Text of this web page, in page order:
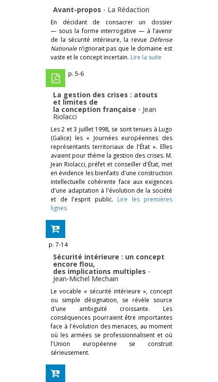
Avant-propos - La Rédaction
En décidant de consacrer un dossier
— sous la forme interrogative — à l’avenir
de la sécurité intérieure, la revue Défense
Nationalen’ignorait pas que le domaine est
vaste et le concept incertain. Lire la suite
p. 5-6
La gestion des crises : atouts
et limites de
la conception française - Jean
Riolacci
Les 2 et 3 juillet 1998, se sont tenues à Lugo
(Galice) les « Journées européennes des
représentants territoriaux de l'État ». Elles
avaient pour thème la gestion des crises. M.
Jean Riolacci, préfet et conseiller d'État, met
en évidence les bienfaits d'une construction
intellectuelle cohérente face aux exigences
d'une adaptation à l'évolution de la société
et de l'esprit public. Lire les premières
lignes
p. 7-14
Sécurité intérieure : un concept
encore flou,
des implications multiples -
Jean-Michel Mechain
Le vocable « sécurité intérieure », concept
ou simple désignation, se révèle source
d'une ambiguïté croissante. Les
conséquences pourraient être importantes
face à l'évolution des menaces, au moment
où les armées se professionnalisent et où
l'Union européenne se construit
sérieusement.